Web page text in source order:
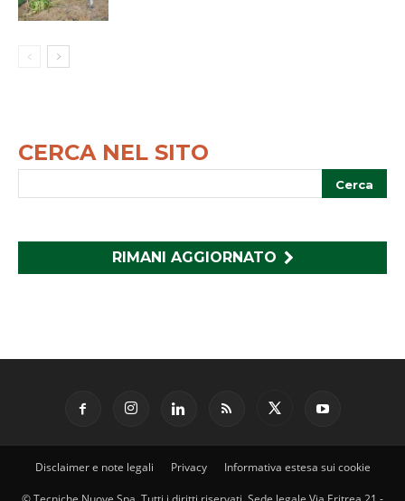
CERCA NEL SITO
RIMANI AGGIORNATO
Disclaimer e note legali Privacy Informativa estesa sui cookie